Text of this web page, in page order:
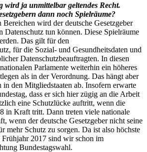
wird ja unmittelbar geltendes Recht.
dann noch Spielräume?
Bereichen wird der deutsche Gesetzgeber
Datenschutz tun können. Diese Spielräume
Das gilt für den
für die Sozial- und Gesundheitsdaten und
Datenschutzbeauftragten. In diesen
Parlamente weiterhin ein höheres
als in der Verordnung. Das hängt aber
den Mitgliedstaaten ab. Insofern erwarte
dass er sich hier zügig an die Arbeit
eine Schutzlücke auftritt, wenn die
in Kraft tritt. Dann treten viele nationale
wenn der deutsche Gesetzgeber nicht seine
mehr Schutz zu sorgen. Da ist also höchste
Frühjahr 2017 sind wir schon im
Bundestagswahl.